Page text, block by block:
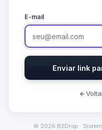
E-mail
Enviar link
© 2026 B2Drop ·